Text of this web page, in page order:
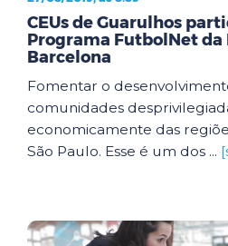
CEUs de Guarulhos
Programa FutbolNet da
Barcelona
Fomentar o
comunidades
economicamente das
São Paulo. Esse é um dos ...